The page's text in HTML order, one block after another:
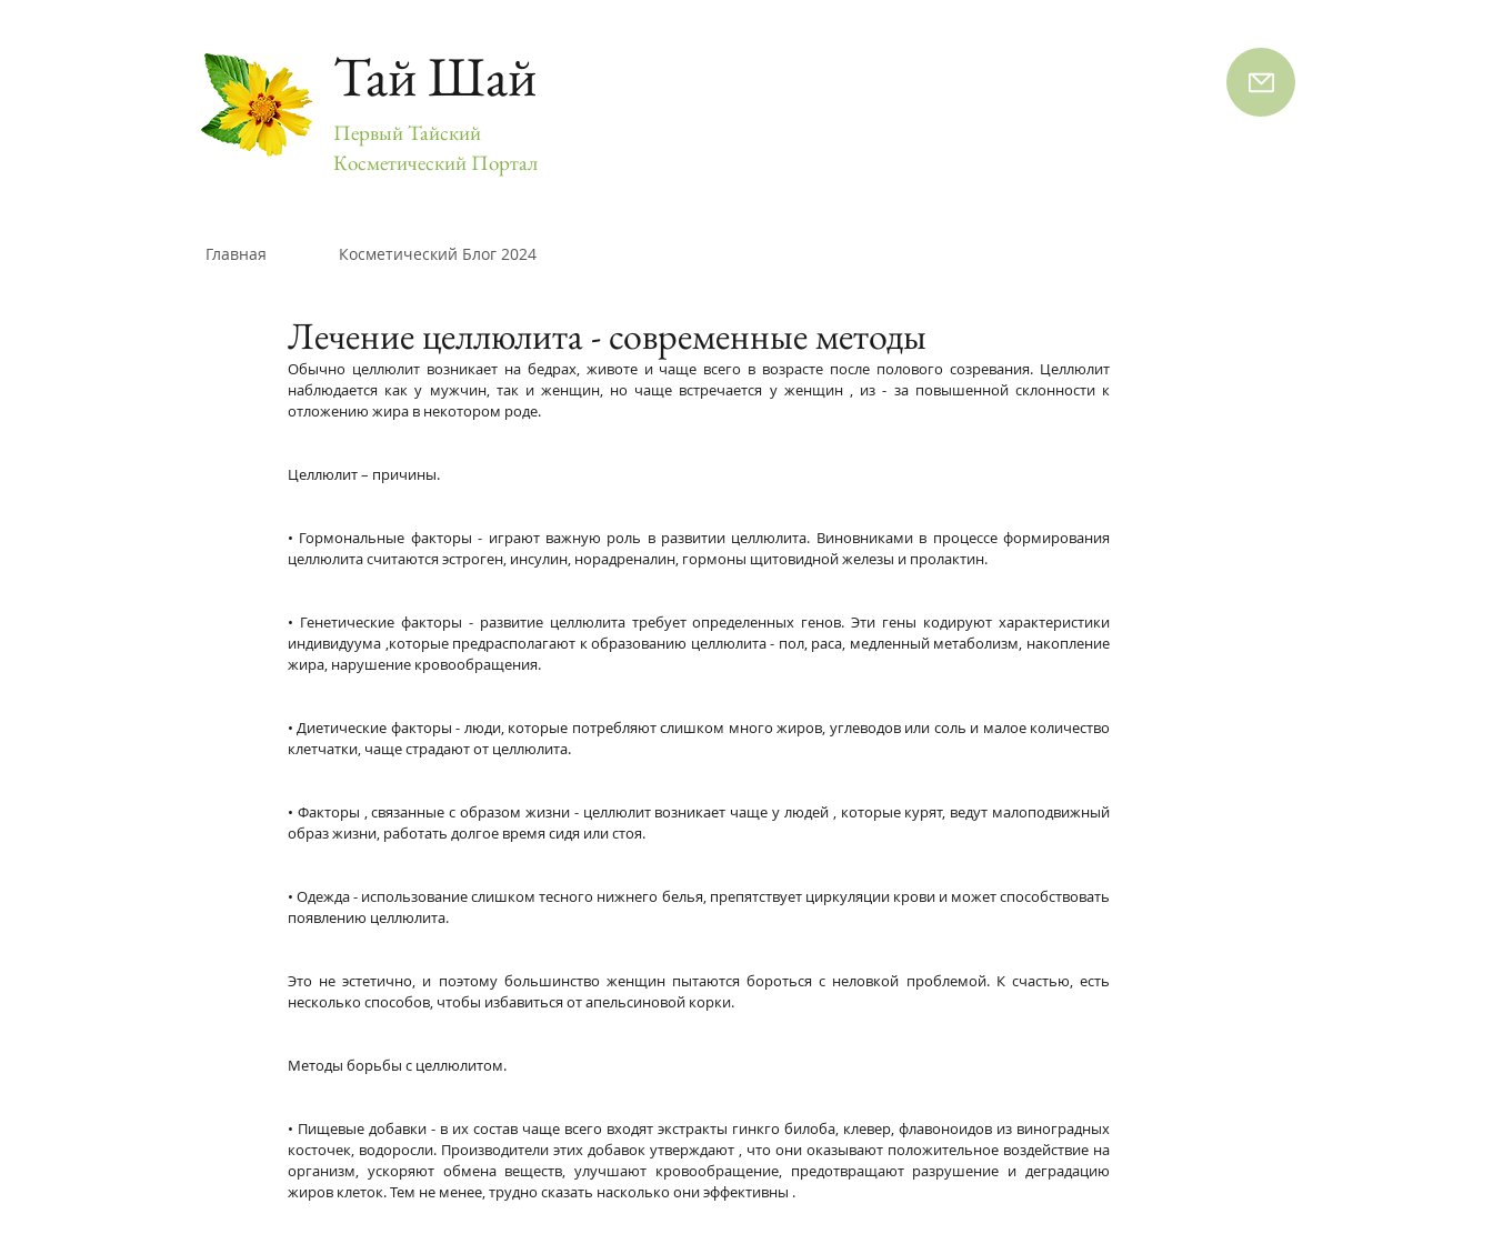
Тай Шай
Первый Тайский
Косметический Портал
Главная Косметический Блог 2024
Лечение целлюлита - современные методы
Обычно целлюлит возникает на бедрах, животе и чаще всего в возрасте после полового созревания. Целлюлит
наблюдается как у мужчин, так и женщин, но чаще встречается у женщин , из - за повышенной склонности к
отложению жира в некотором роде.
Целлюлит – причины.
• Гормональные факторы - играют важную роль в развитии целлюлита. Виновниками в процессе формирования
целлюлита считаются эстроген, инсулин, норадреналин, гормоны щитовидной железы и пролактин.
• Генетические факторы - развитие целлюлита требует определенных генов. Эти гены кодируют характеристики
индивидуума ,которые предрасполагают к образованию целлюлита - пол, раса, медленный метаболизм, накопление
жира, нарушение кровообращения.
• Диетические факторы - люди, которые потребляют слишком много жиров, углеводов или соль и малое количество
клетчатки, чаще страдают от целлюлита.
• Факторы , связанные с образом жизни - целлюлит возникает чаще у людей , которые курят, ведут малоподвижный
образ жизни, работать долгое время сидя или стоя.
• Одежда - использование слишком тесного нижнего белья, препятствует циркуляции крови и может способствовать
появлению целлюлита.
Это не эстетично, и поэтому большинство женщин пытаются бороться с неловкой проблемой. К счастью, есть
несколько способов, чтобы избавиться от апельсиновой корки.
Методы борьбы с целлюлитом.
• Пищевые добавки - в их состав чаще всего входят экстракты гинкго билоба, клевер, флавоноидов из виноградных
косточек, водоросли. Производители этих добавок утверждают , что они оказывают положительное воздействие на
организм, ускоряют обмена веществ, улучшают кровообращение, предотвращают разрушение и деградацию
жиров клеток. Тем не менее, трудно сказать насколько они эффективны .